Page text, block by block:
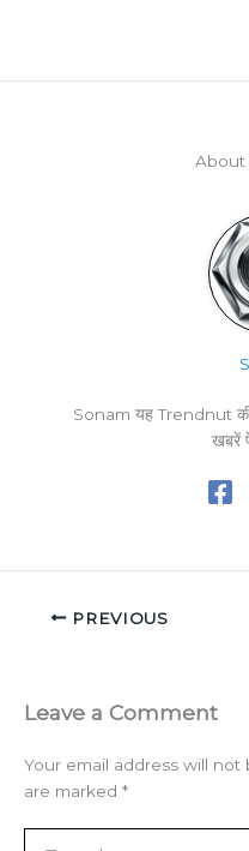
About
Sonam यह Trendnut
खबरें
PREVIOUS
Leave a Comment
Your email address will not
are marked *